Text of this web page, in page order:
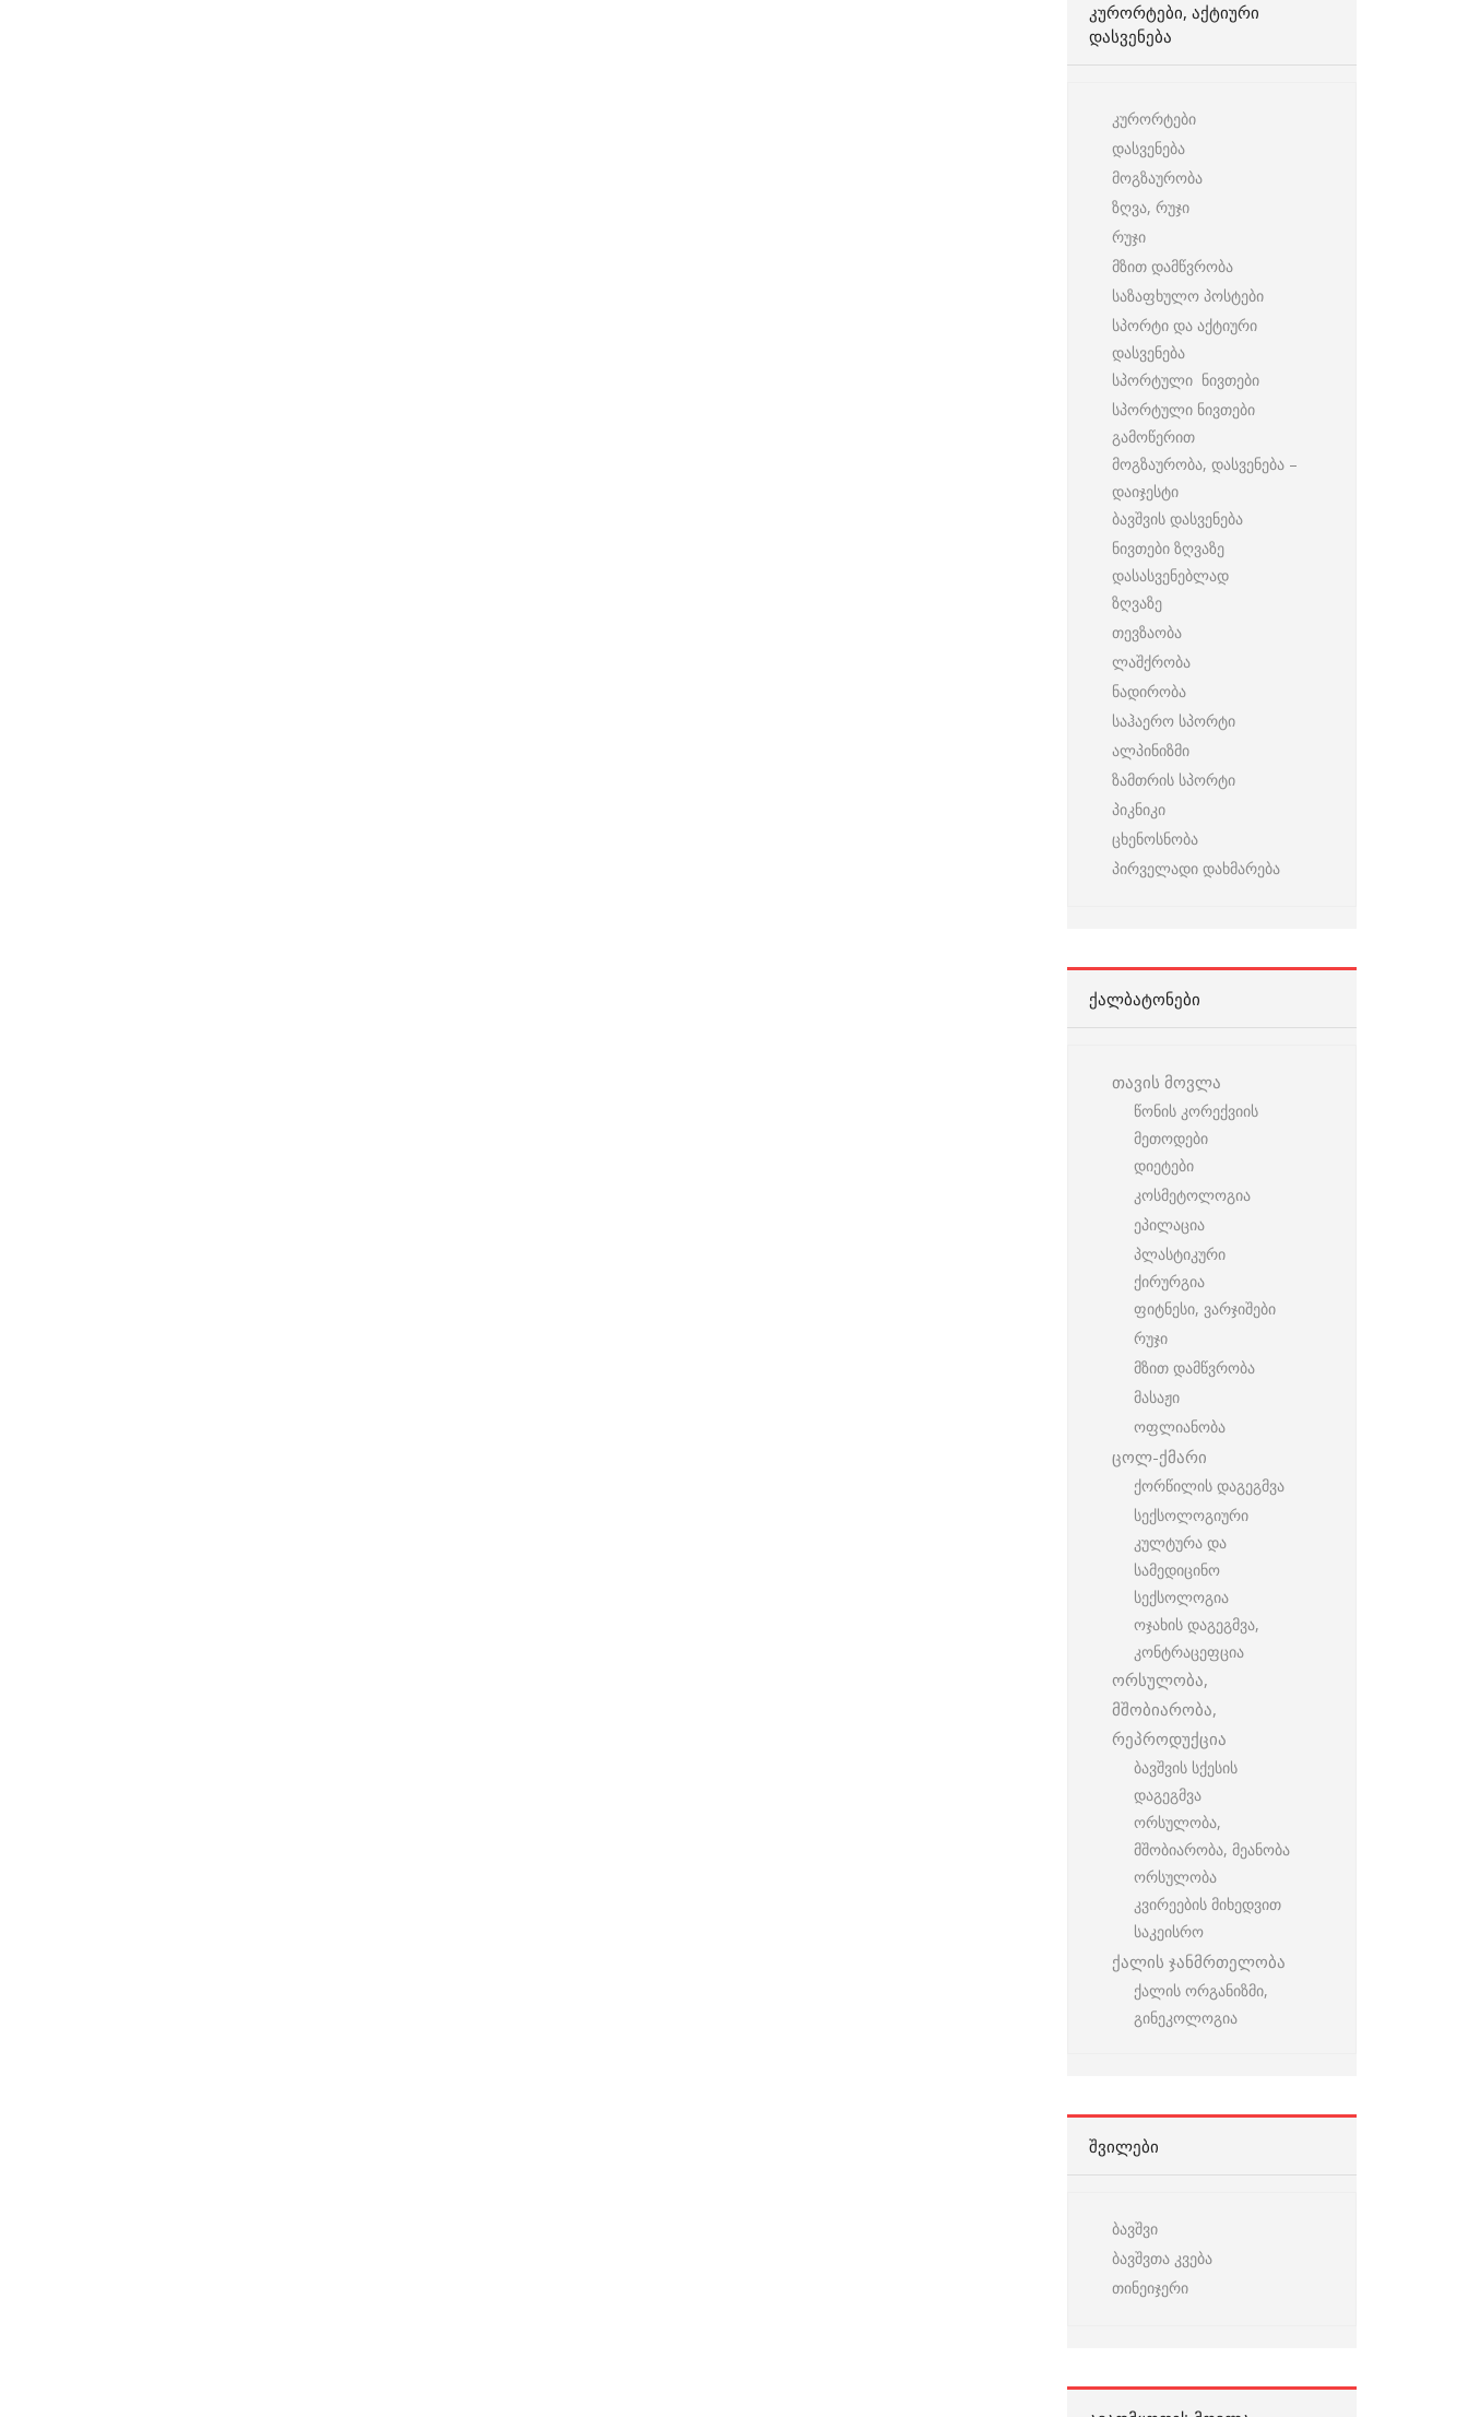
ᲙᲣᲠᲝᲠᲢᲔᲑᲘ, ᲐᲥᲢᲘᲣᲠᲘ
ᲓᲐᲡᲕᲔᲜᲔᲑᲐ
კურორტები
დასვენება
მოგზაურობა
ზღვა, რუჯი
რუჯი
მზით დამწვრობა
საზაფხულო პოსტები
სპორტი და აქტიური
დასვენება
სპორტული ნივთები
სპორტული ნივთები
გამოწერით
მოგზაურობა, დასვენება –
დაიჯესტი
ბავშვის დასვენება
ნივთები ზღვაზე
დასასვენებლად
ზღვაზე
თევზაობა
ლაშქრობა
ნადირობა
საჰაერო სპორტი
ალპინიზმი
ზამთრის სპორტი
პიკნიკი
ცხენოსნობა
პირველადი დახმარება
ᲥᲐᲚᲑᲐᲢᲝᲜᲔᲑᲘ
თავის მოვლა
წონის კორექვიის
მეთოდები
დიეტები
კოსმეტოლოგია
ეპილაცია
პლასტიკური
ქირურგია
ფიტნესი, ვარჯიშები
რუჯი
მზით დამწვრობა
მასაჟი
ოფლიანობა
ცოლ-ქმარი
ქორწილის დაგეგმვა
სექსოლოგიური
კულტურა და
სამედიცინო
სექსოლოგია
ოჯახის დაგეგმვა,
კონტრაცეფცია
ორსულობა,
მშობიარობა,
რეპროდუქცია
ბავშვის სქესის
დაგეგმვა
ორსულობა,
მშობიარობა, მეანობა
ორსულობა
კვირეების მიხედვით
საკეისრო
ქალის ჯანმრთელობა
ქალის ორგანიზმი,
გინეკოლოგია
ᲨᲕᲘᲚᲔᲑᲘ
ბავშვი
ბავშვთა კვება
თინეიჯერი